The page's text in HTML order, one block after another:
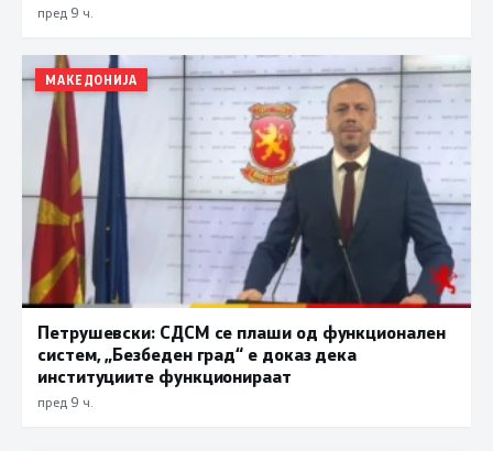
пред 9 ч.
МАКЕДОНИЈА
Петрушевски: СДСМ се плаши од функционален
систем, „Безбеден град“ е доказ дека
институциите функционираат
пред 9 ч.